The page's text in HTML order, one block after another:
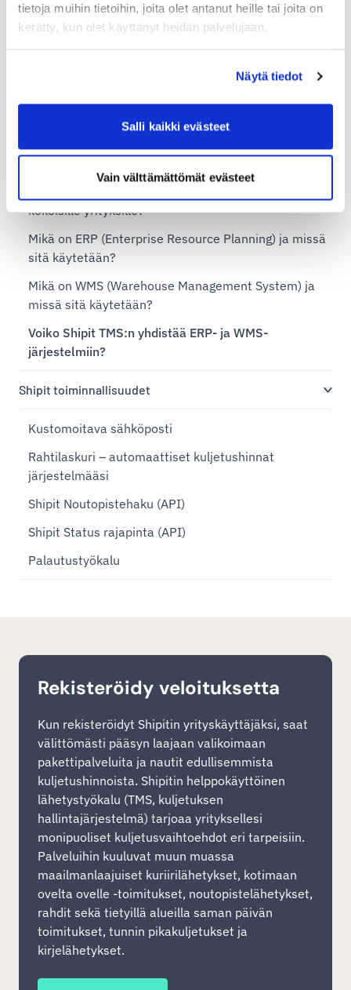
tietoja muihin tietoihin, joita olet antanut heille tai joita on
kerätty, kun olet käyttänyt heidän palvelujaan.
Näytä tiedot
Salli kaikki evästeet
Vain välttämättömät evästeet
Shipit Delivery Checkout Shopify Grow -tasolla
Shipit Delivery Checkout Shopify Plus -tasolla
Shipit TMS – kuljetustenhallintajärjestelmä
kokoisille yrityksille?
Mikä on ERP (Enterprise Resource Planning) ja missä
sitä käytetään?
Mikä on WMS (Warehouse Management System) ja
missä sitä käytetään?
Voiko Shipit TMS:n yhdistää ERP- ja WMS-
järjestelmiin?
Shipit toiminnallisuudet
Kustomoitava sähköposti
Rahtilaskuri – automaattiset kuljetushinnat
järjestelmääsi
Shipit Noutopistehaku (API)
Shipit Status rajapinta (API)
Palautustyökalu
Rekisteröidy veloituksetta
Kun rekisteröidyt Shipitin yrityskäyttäjäksi, saat
välittömästi pääsyn laajaan valikoimaan
pakettipalveluita ja nautit edullisemmista
kuljetushinnoista. Shipitin helppokäyttöinen
lähetystyökalu (TMS, kuljetuksen
hallintajärjestelmä) tarjoaa yrityksellesi
monipuoliset kuljetusvaihtoehdot eri tarpeisiin.
Palveluihin kuuluvat muun muassa
maailmanlaajuiset kuriirilähetykset, kotimaan
ovelta ovelle -toimitukset, noutopistelähetykset,
rahdit sekä tietyillä alueilla saman päivän
toimitukset, tunnin pikakuljetukset ja
kirjelähetykset.